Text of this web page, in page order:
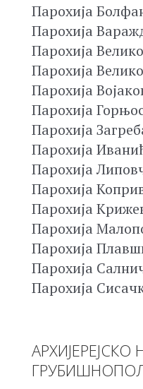
Парохија
Парохија
Парохија
Парохија
Парохија
Парохија
Парохија
Парохија
Парохија
Парохија
Парохија
Парохија
Парохија
Парохија
Парохија